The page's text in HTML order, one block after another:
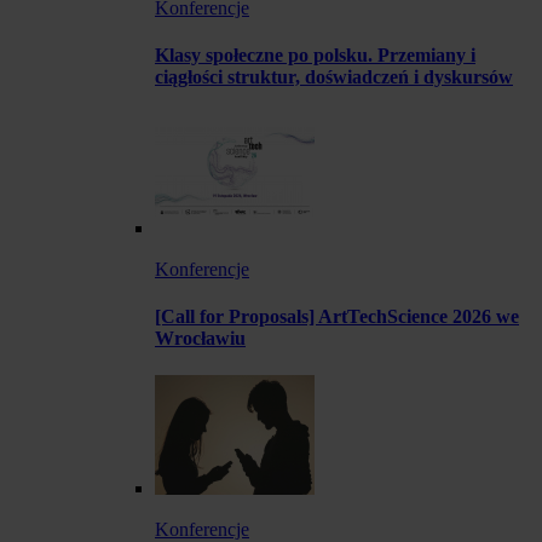
Konferencje
Klasy społeczne po polsku. Przemiany i
ciągłości struktur, doświadczeń i dyskursów
Konferencje
[Call for Proposals] ArtTechScience 2026 we
Wrocławiu
Konferencje